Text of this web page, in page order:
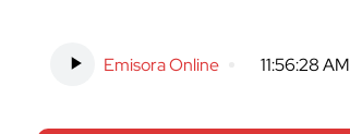
Emisora Online 11:56:29 AM